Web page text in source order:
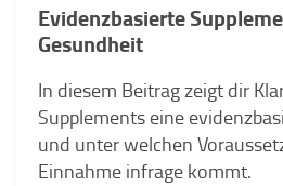
Evidenzbasierte
Gesundheit
In diesem Beitrag zeigt dir
Supplements eine
und unter welchen
Einnahme infrage kommt.